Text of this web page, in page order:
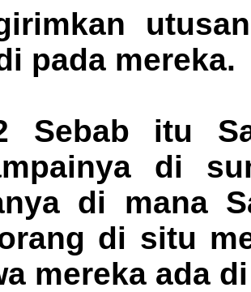
pada mereka.
Sebab itu
di
di mana
di situ
mereka ada